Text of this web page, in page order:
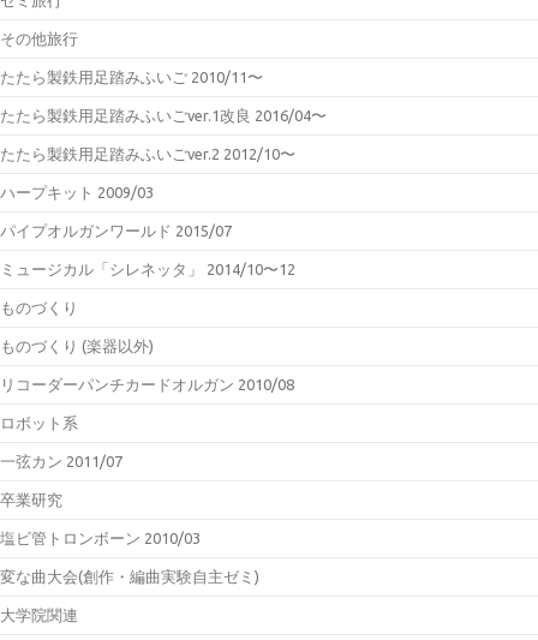
その他旅行
たたら製鉄用足踏みふいご 2010/11〜
たたら製鉄用足踏みふいごver.1改良 2016/04〜
たたら製鉄用足踏みふいごver.2 2012/10〜
ハープキット 2009/03
パイプオルガンワールド 2015/07
ミュージカル「シレネッタ」 2014/10〜12
ものづくり
ものづくり (楽器以外)
リコーダーパンチカードオルガン 2010/08
ロボット系
一弦カン 2011/07
卒業研究
塩ビ管トロンボーン 2010/03
変な曲大会(創作・編曲実験自主ゼミ)
大学院関連